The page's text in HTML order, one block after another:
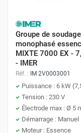
Hybride :
thermique et
plus
réduite,
3. Quel niveau
Le niveau sonore
utilisez votre
sensible (zone
insonorisés sont
sonores. Vérifiez le
sur la fiche
Groupe de soudage
monophasé
MIXTE 7000 EX -
- IMER
Réf. : IM 2V0003001
Puissance : 6 kW
Tension : 230 V
Électrode max : Ø 5
Démarrage : Manuel
Moteur : Essence